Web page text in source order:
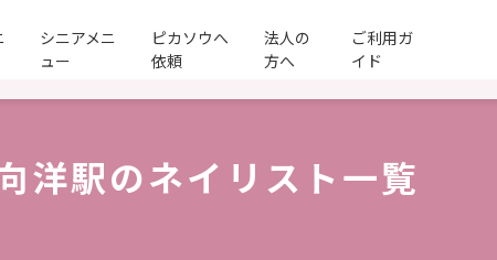
シニアメニ
ュー
ピカソウへ
依頼
法人の
方へ
ご利用ガ
イド
洋駅のネイリスト一覧